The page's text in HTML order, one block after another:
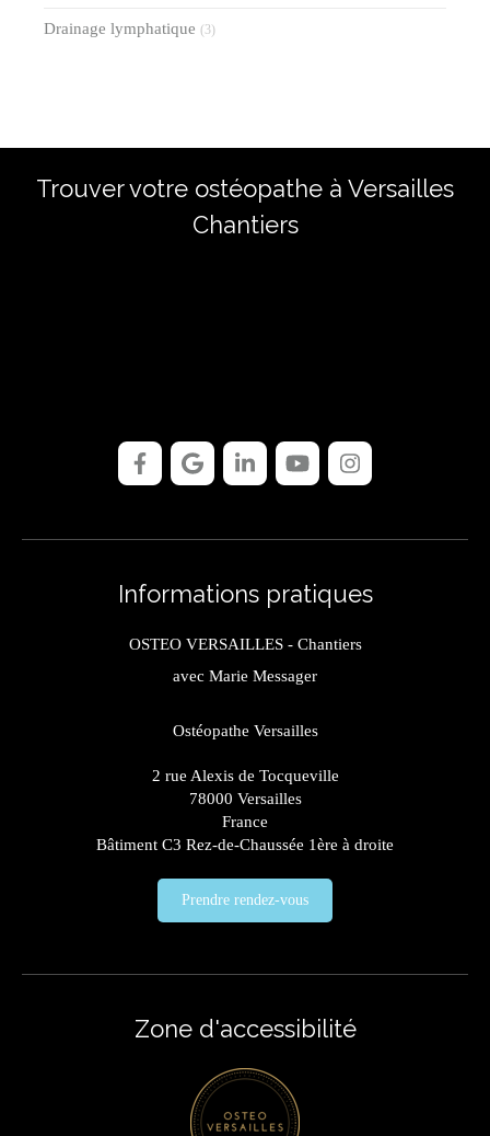
Drainage lymphatique (3)
Trouver votre ostéopathe à Versailles
Chantiers
Informations pratiques
OSTEO VERSAILLES - Chantiers
avec Marie Messager
Ostéopathe Versailles
2 rue Alexis de Tocqueville
78000 Versailles
France
Bâtiment C3 Rez-de-Chaussée 1ère à droite
Prendre rendez-vous
Zone d'accessibilité